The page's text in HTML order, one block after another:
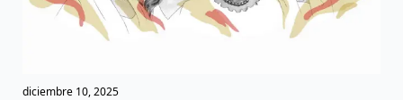
diciembre 10, 2025